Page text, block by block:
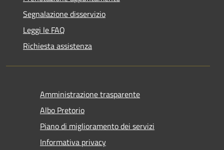
Segnalazione disservizio
Leggi le FAQ
Richiesta assistenza
Amministrazione trasparente
Albo Pretorio
Piano di miglioramento dei servizi
Informativa privacy